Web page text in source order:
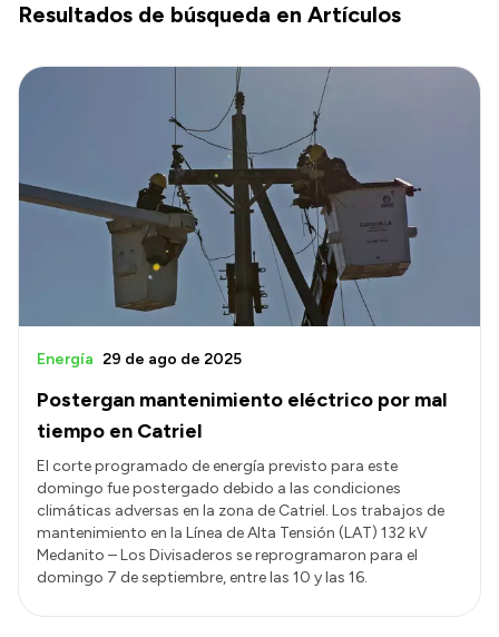
Autoridades
Referentes de prensa
Transparencia
Presupuesto
Boletín Oficial
Compras y licitaciones
Consulta de expedientes
Convocatorias
Intranet
Login
Resultados de búsqueda en Artículos
Postergan mantenimiento eléctrico por mal
tiempo en Catriel
Energía 29 de ago de 2025
El corte programado de energía previsto para este
domingo fue postergado debido a las condiciones
climáticas adversas en la zona de Catriel. Los trabajos de
mantenimiento en la Línea de Alta Tensión (LAT) 132 kV
Medanito – Los Divisaderos se reprogramaron para el
domingo 7 de septiembre, entre las 10 y las 16.